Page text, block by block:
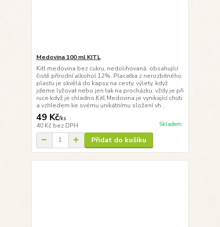
Medovina 100 ml KITL
Kitl medovina bez cukru, nedolihovaná, obsahující
čistě přírodní alkohol 12%. Placatka z nerozbitného
plastu je skvělá do kapsy na cesty, výlety, když
jdeme lyžovat nebo jen tak na procházku, vždy je při
ruce když je chladno.Kitl Medovina je vynikající chuti
a vzhledem ke svému unikátnímu složení vh...
49 Kč/ks
40 Kč bez DPH Skladem
Přidat do košíku